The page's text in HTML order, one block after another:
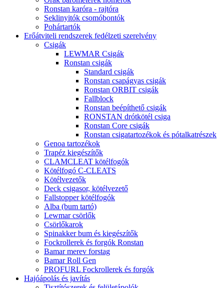
Ronstan karóra - rajtóra
Seklinyitók csomóbontók
Pohártartók
Erőátviteli rendszerek fedélzeti szerelvény
Csigák
LEWMAR Csigák
Ronstan csigák
Standard csigák
Ronstan csapágyas csigák
Ronstan ORBIT csigák
Fallblock
Ronstan beépíthető csigák
RONSTAN drótkötél csiga
Ronstan Core csigák
Ronstan csigatartozékok és pótalkatrészek
Genoa tartozékok
Trapéz kiegészítők
CLAMCLEAT kötélfogók
Kötélfogó C-CLEATS
Kötélvezetők
Deck csigasor, kötélvezető
Fallstopper kötélfogók
Alba (bum tartó)
Lewmar csörlők
Csörlőkarok
Spinakker bum és kiegészítők
Fockrollerek és forgók Ronstan
Bamar merev forstag
Bamar Roll Gen
PROFURL Fockrollerek és forgók
Hajóápolás és javítás